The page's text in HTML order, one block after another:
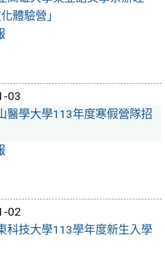
體驗營」
03
醫學大學113年度寒假營隊招
02
科技大學113學年度新生入學